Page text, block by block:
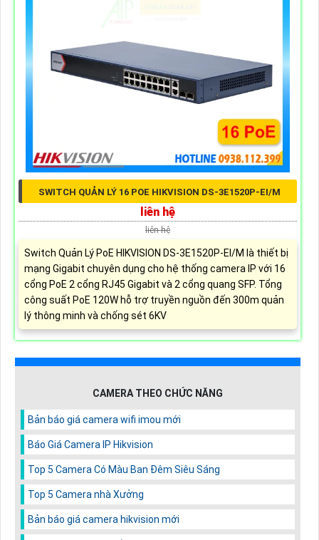
SWITCH QUẢN LÝ 16 POE HIKVISION DS-3E1520P-EI/M
liên hệ
liên hệ
Switch Quản Lý PoE HIKVISION DS-3E1520P-EI/M là thiết bị
mạng Gigabit chuyên dụng cho hệ thống camera IP với 16
cổng PoE 2 cổng RJ45 Gigabit và 2 cổng quang SFP. Tổng
công suất PoE 120W hỗ trợ truyền nguồn đến 300m quản
lý thông minh và chống sét 6KV
CAMERA THEO CHỨC NĂNG
Bản báo giá camera wifi imou mới
Báo Giá Camera IP Hikvision
Top 5 Camera Có Màu Ban Đêm Siêu Sáng
Top 5 Camera nhà Xưởng
Bản báo giá camera hikvision mới